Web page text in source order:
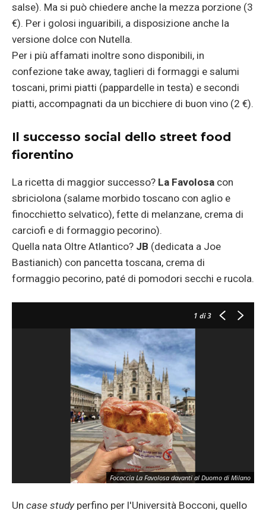
salse). Ma si può chiedere anche la mezza porzione (3
€). Per i golosi inguaribili, a disposizione anche la
versione dolce con Nutella.
Per i più affamati inoltre sono disponibili, in
confezione take away, taglieri di formaggi e salumi
toscani, primi piatti (pappardelle in testa) e secondi
piatti, accompagnati da un bicchiere di buon vino (2 €).
Il successo social dello street food
fiorentino
La ricetta di maggior successo? La Favolosa con
sbriciolona (salame morbido toscano con aglio e
finocchietto selvatico), fette di melanzane, crema di
carciofi e di formaggio pecorino).
Quella nata Oltre Atlantico? JB (dedicata a Joe
Bastianich) con pancetta toscana, crema di
formaggio pecorino, paté di pomodori secchi e rucola.
1 di 3
Focaccia La Favolosa davanti al Duomo di Milano
Un case study perfino per l'Università Bocconi, quello